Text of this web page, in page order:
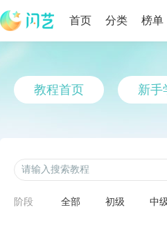
首页 分类 榜单
教程首页 新手
阶段 全部 初级 中